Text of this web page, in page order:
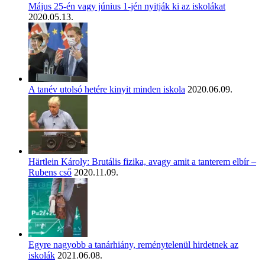
Május 25-én vagy június 1-jén nyitják ki az iskolákat
2020.05.13.
A tanév utolsó hetére kinyit minden iskola 2020.06.09.
Härtlein Károly: Brutális fizika, avagy amit a tanterem elbír –
Rubens cső 2020.11.09.
Egyre nagyobb a tanárhiány, reménytelenül hirdetnek az
iskolák 2021.06.08.